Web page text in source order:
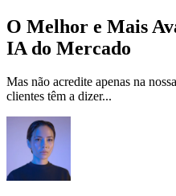
O Melhor e Mais
IA do Mercado
Mas não acredite apenas na
clientes têm a dizer...